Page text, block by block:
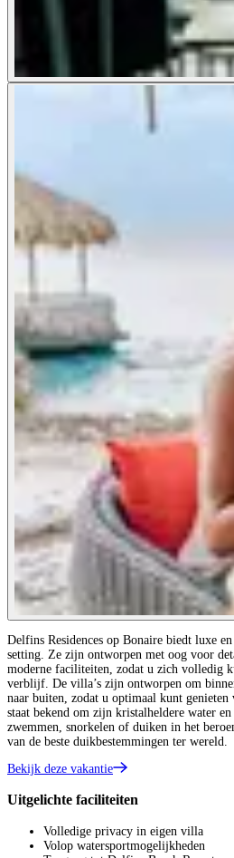
Delfins Residences op Bonaire biedt luxe
setting. Ze zijn ontworpen met oog voor
moderne faciliteiten, zodat u zich volledig
verblijf. De villa’s zijn ontworpen om
naar buiten, zodat u optimaal kunt
staat bekend om zijn kristalheldere water
zwemmen, snorkelen of duiken in het
van de beste duikbestemmingen ter wereld.
Bekijk deze vakantie
Uitgelichte faciliteiten
Volledige privacy in eigen villa
Volop watersportmogelijkheden